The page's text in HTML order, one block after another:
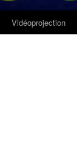
Vidéoprojection